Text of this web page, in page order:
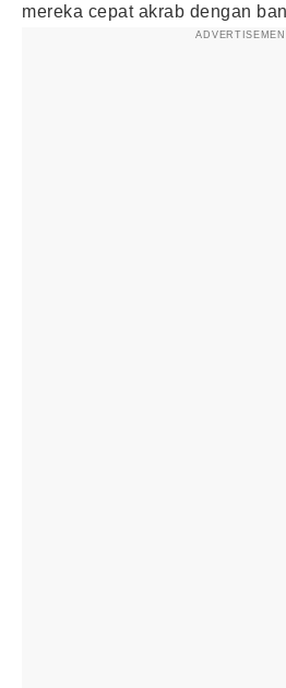
mereka cepat akrab dengan